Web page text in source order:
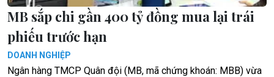
MB sắp chi gần 400 tỷ đồng mua lại trái
phiếu trước hạn
DOANH NGHIỆP
Ngân hàng TMCP Quân đội (MB, mã chứng khoán: MBB) vừa